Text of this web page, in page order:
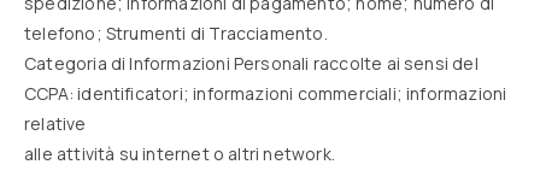
telefono; Strumenti di Tracciamento.
Categoria di Informazioni Personali raccolte ai sensi del
CCPA: identificatori; informazioni commerciali; informazioni
relative
alle attività su internet o altri network.